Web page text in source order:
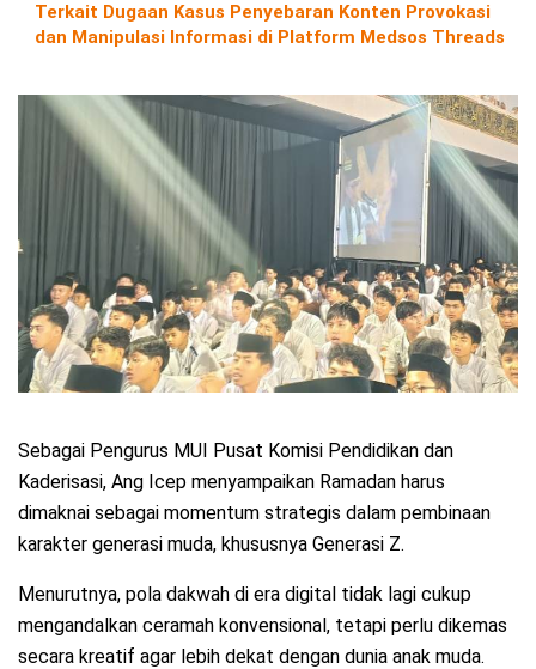
Terkait Dugaan Kasus Penyebaran Konten Provokasi
dan Manipulasi Informasi di Platform Medsos Threads
Sebagai Pengurus MUI Pusat Komisi Pendidikan dan
Kaderisasi, Ang Icep menyampaikan Ramadan harus
dimaknai sebagai momentum strategis dalam pembinaan
karakter generasi muda, khususnya Generasi Z.
Menurutnya, pola dakwah di era digital tidak lagi cukup
mengandalkan ceramah konvensional, tetapi perlu dikemas
secara kreatif agar lebih dekat dengan dunia anak muda.